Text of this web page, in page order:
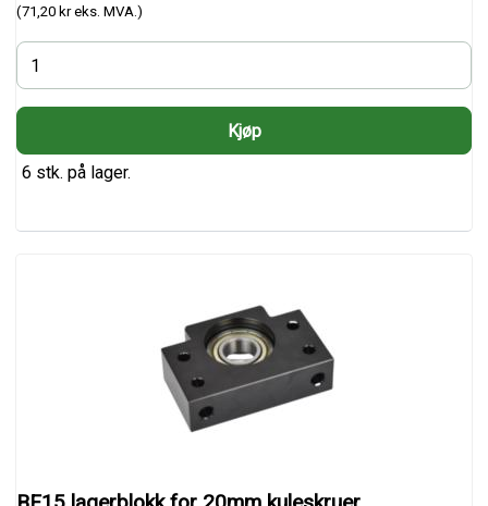
(71,20 kr eks. MVA.)
6 stk. på lager.